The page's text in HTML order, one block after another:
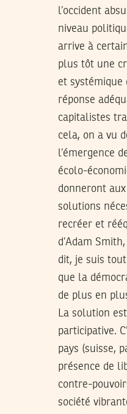
l’occident
niveau
arrive à
plus tôt une
et systémique
réponse
capitalistes
cela, on a vu
l’émergence
écolo-
donneront
solutions
recréer et
d’Adam
dit, je suis
que la
de plus en
La solution
participative.
pays (suisse,
présence de
contre-
société